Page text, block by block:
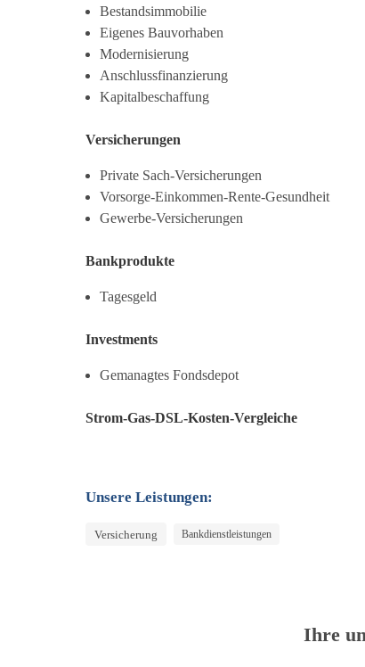
Bestandsimmobilie
Eigenes Bauvorhaben
Modernisierung
Anschlussfinanzierung
Kapitalbeschaffung
Versicherungen
Private Sach-Versicherungen
Vorsorge-Einkommen-Rente-Gesundheit
Gewerbe-Versicherungen
Bankprodukte
Tagesgeld
Investments
Gemanagtes Fondsdepot
Strom-Gas-DSL-Kosten-Vergleiche
Unsere Leistungen:
Versicherung Bankdienstleistungen
Ihre